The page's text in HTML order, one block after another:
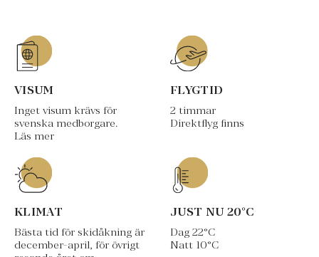
VISUM
Inget visum krävs för
svenska medborgare.
Läs mer
FLYGTID
2 timmar
Direktflyg finns
KLIMAT
Bästa tid för skidåkning är
december-april, för övrigt
JUST NU 20°C
Dag 22°C
Natt 10°C